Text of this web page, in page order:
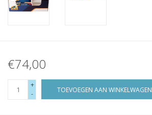
€74,00
+
-
TOEVOEGEN AAN WINKELWAGEN